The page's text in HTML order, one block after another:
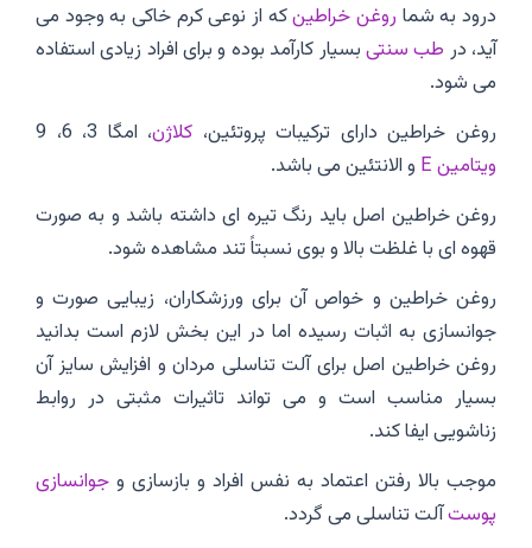
درود به شما روغن خراطینکه از نوعی کرم خاکی به وجود می
آید، در طب سنتیبسیار کارآمد بوده و برای افراد زیادی استفاده
می شود.
روغن خراطین دارای ترکیبات پروتئین، کلاژن، امگا 3، 6، 9
ویتامین E
و الانتئین می باشد.
روغن خراطین اصل باید رنگ تیره ای داشته باشد و به صورت
قهوه ای با غلظت بالا و بوی نسبتاً تند مشاهده شود.
روغن خراطین و خواص آن برای ورزشکاران، زیبایی صورت و
جوانسازی به اثبات رسیده اما در این بخش لازم است بدانید
روغن خراطین اصل برای آلت تناسلی مردان و افزایش سایز آن
بسیار مناسب است و می تواند تاثیرات مثبتی در روابط
زناشویی ایفا کند.
موجب بالا رفتن اعتماد به نفس افراد و بازسازی و جوانسازی
پوستآلت تناسلی می گردد.